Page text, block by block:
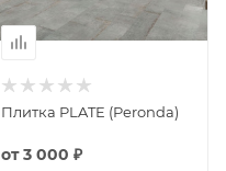
Плитка PLATE (Peronda)
от3 000 ₽